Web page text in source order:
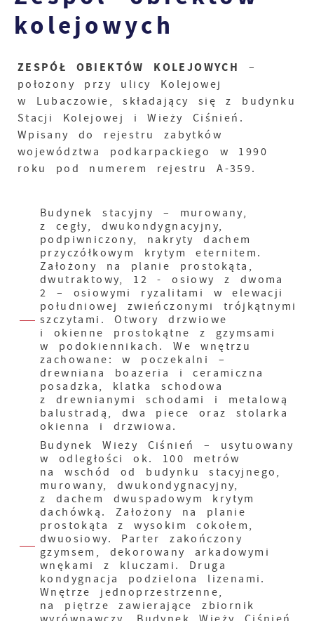
kolejowych
ZESPÓŁ OBIEKTÓW KOLEJOWYCH
–
położony przy ulicy Kolejowej
w Lubaczowie, składający się z budynku
Stacji Kolejowej i Wieży Ciśnień.
Wpisany do rejestru zabytków
województwa podkarpackiego w 1990
roku pod numerem rejestru A-359.
Budynek stacyjny – murowany,
z cegły, dwukondygnacyjny,
podpiwniczony, nakryty dachem
przyczółkowym krytym eternitem.
Założony na planie prostokąta,
dwutraktowy, 12 - osiowy z dwoma
2 – osiowymi ryzalitami w elewacji
południowej zwieńczonymi trójkątnymi
szczytami. Otwory drzwiowe
i okienne prostokątne z gzymsami
w podokiennikach. We wnętrzu
zachowane: w poczekalni –
drewniana boazeria i ceramiczna
posadzka, klatka schodowa
z drewnianymi schodami i metalową
balustradą, dwa piece oraz stolarka
okienna i drzwiowa.
Budynek Wieży Ciśnień – usytuowany
w odległości ok. 100 metrów
na wschód od budynku stacyjnego,
murowany, dwukondygnacyjny,
z dachem dwuspadowym krytym
dachówką. Założony na planie
prostokąta z wysokim cokołem,
dwuosiowy. Parter zakończony
gzymsem, dekorowany arkadowymi
wnękami z kluczami. Druga
kondygnacja podzielona lizenami.
Wnętrze jednoprzestrzenne,
na piętrze zawierające zbiornik